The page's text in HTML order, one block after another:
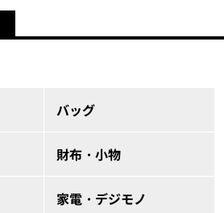
バッグ
財布・小物
家電・デジモノ